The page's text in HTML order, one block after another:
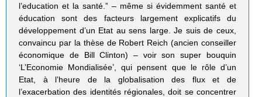
l’education et la santé.” – même si évidemment santé et
éducation sont des facteurs largement explicatifs du
développement d’un Etat au sens large. Je suis de ceux,
convaincu par la thèse de Robert Reich (ancien conseiller
économique de Bill Clinton) – voir son super bouquin
‘L’Economie Mondialisée’, qui pensent que le rôle d’un
Etat, à l’heure de la globalisation des flux et de
l’exacerbation des identités régionales, doit se concentrer